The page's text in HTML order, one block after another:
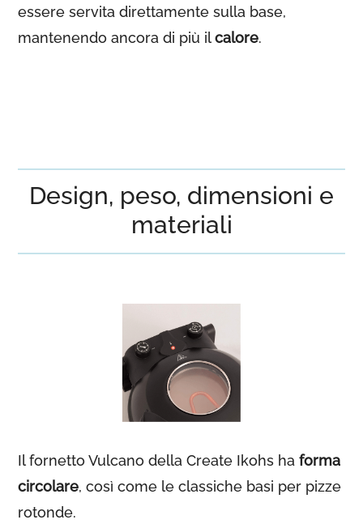
essere servita direttamente sulla base,
mantenendo ancora di più ilcalore.
Design, peso, dimensioni e
materiali
Il fornetto Vulcano della Create Ikohs haforma
circolare, così come le classiche basi per pizze
rotonde.